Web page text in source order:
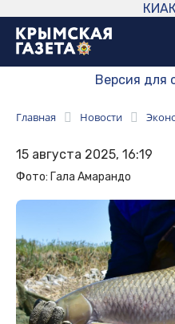
КИА
Версия для
Главная Новости
15 августа 2025, 16:19
Фото: Гала Амарандо